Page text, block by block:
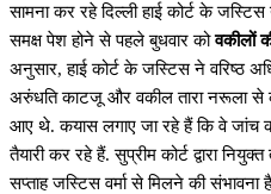
सामना कर रहे दिल्ली हाई कोर्ट के
समक्ष पेश होने से पहले बुधवार कोवकीलों
अनुसार, हाई कोर्ट के जस्टिस ने वरिष्ठ
अरुंधति काटजू और वकील तारा नरूला से
आए थे. कयास लगाए जा रहे हैं कि वे जांच
तैयारी कर रहे हैं. सुप्रीम कोर्ट द्वारा
सप्ताह जस्टिस वर्मा से मिलने की संभावना